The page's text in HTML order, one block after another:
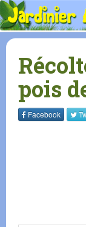
pois
Facebook